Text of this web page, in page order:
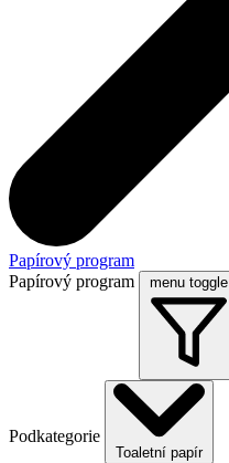
Papírový program
Papírový program
menu toggle
Podkategorie
Toaletní papír